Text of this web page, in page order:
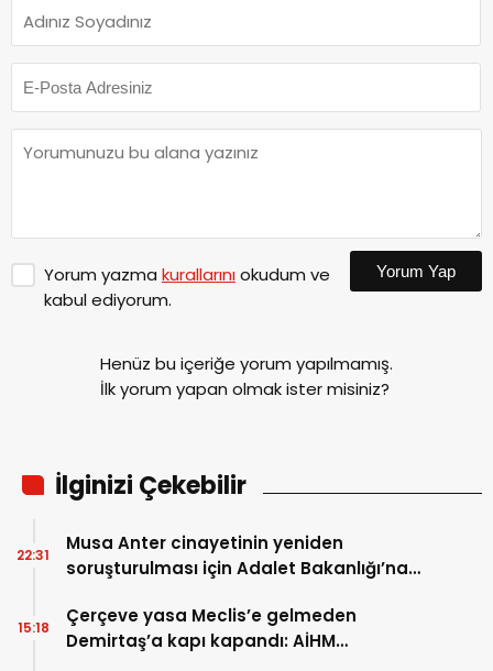
Yorum yazma kurallarınıokudum ve
kabul ediyorum.
Yorum Yap
Henüz bu içeriğe yorum yapılmamış.
İlk yorum yapan olmak ister misiniz?
İlginizi Çekebilir
Musa Anter cinayetinin yeniden
soruşturulması için Adalet Bakanlığı’na
22:31
Çerçeve yasa Meclis’e gelmeden
Demirtaş’a kapı kapandı: AİHM
15:18